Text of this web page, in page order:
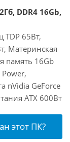
DDR4 16Gb,
TDP 65Вт,
Материнская
память 16Gb
nVidia GeForce
ATX 600Вт
этот ПК?